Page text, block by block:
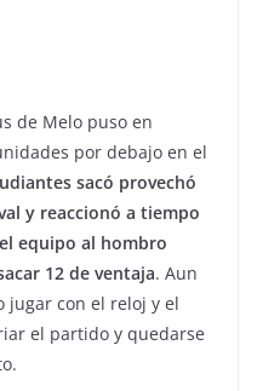
de Melo puso en
por debajo en el
sacó provechó
y reaccionó a tiempo
equipo al hombro
12 de ventaja. Aun
jugar con el reloj y el
el partido y quedarse